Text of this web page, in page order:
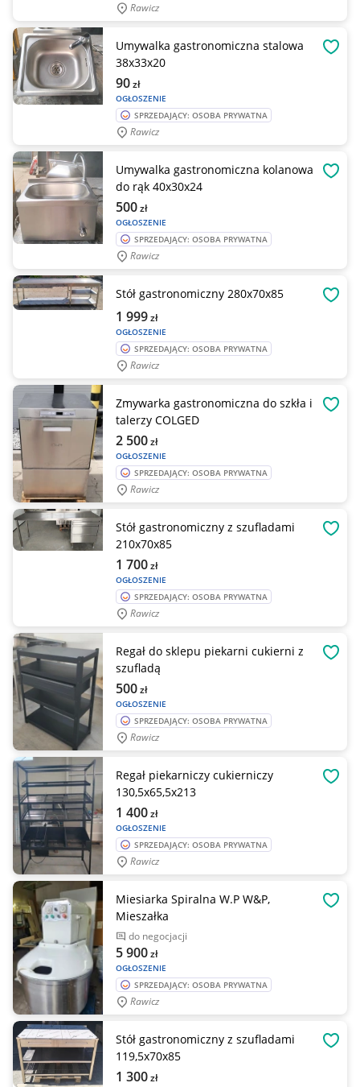
Rawicz
Umywalka gastronomiczna stalowa
38x33x20
OGŁOSZENIE
90zł
SPRZEDAJĄCY: OSOBA PRYWATNA
Rawicz
Umywalka gastronomiczna kolanowa
do rąk 40x30x24
OGŁOSZENIE
500zł
SPRZEDAJĄCY: OSOBA PRYWATNA
Rawicz
Stół gastronomiczny 280x70x85
OGŁOSZENIE
1 999zł
SPRZEDAJĄCY: OSOBA PRYWATNA
Rawicz
Zmywarka gastronomiczna do szkła i
talerzy COLGED
OGŁOSZENIE
2 500zł
SPRZEDAJĄCY: OSOBA PRYWATNA
Rawicz
Stół gastronomiczny z szufladami
210x70x85
OGŁOSZENIE
1 700zł
SPRZEDAJĄCY: OSOBA PRYWATNA
Rawicz
Regał do sklepu piekarni cukierni z
szufladą
OGŁOSZENIE
500zł
SPRZEDAJĄCY: OSOBA PRYWATNA
Rawicz
Regał piekarniczy cukierniczy
130,5x65,5x213
OGŁOSZENIE
1 400zł
SPRZEDAJĄCY: OSOBA PRYWATNA
Rawicz
Miesiarka Spiralna W.P W&P,
Mieszałka
do negocjacji
OGŁOSZENIE
5 900zł
SPRZEDAJĄCY: OSOBA PRYWATNA
Rawicz
Stół gastronomiczny z szufladami
119,5x70x85
1 300zł